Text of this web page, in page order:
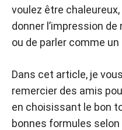
voulez être
donner l’impression
ou de parler comme
Dans cet article, je
remercier des amis
en choisissant le bon
bonnes formules selon